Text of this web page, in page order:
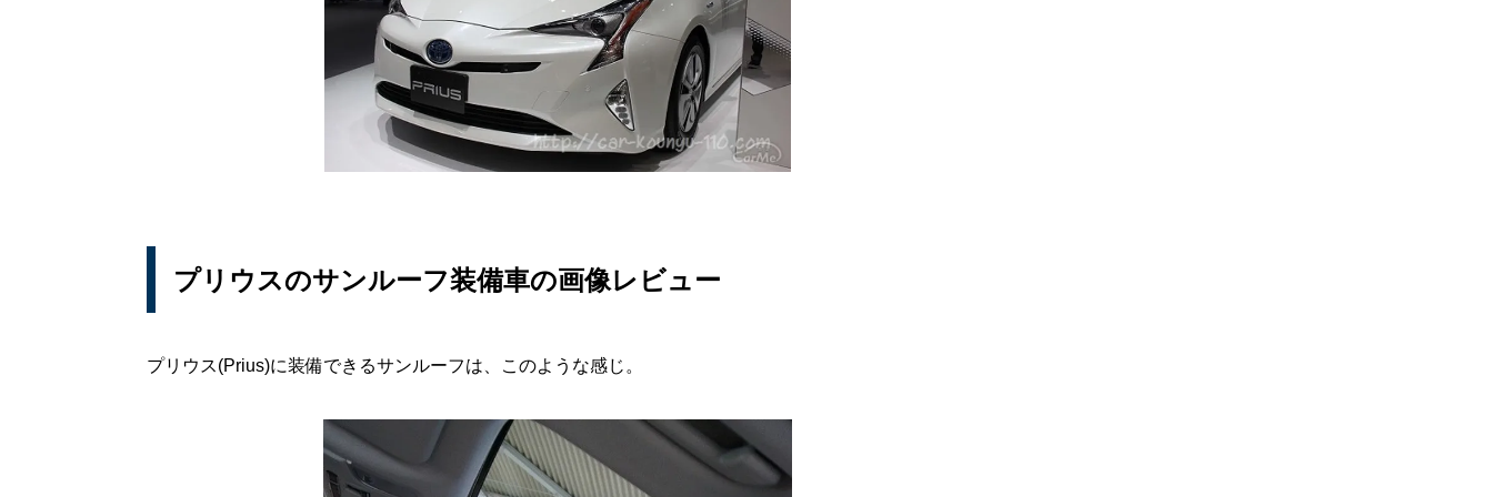
プリウスのサンルーフ装備車の画像レビュー
プリウス(Prius)に装備できるサンルーフは、このような感じ。